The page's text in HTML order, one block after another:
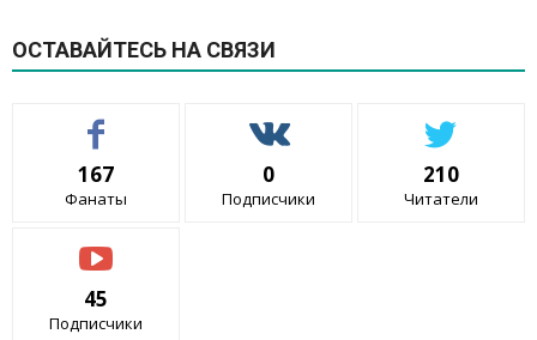
ОСТАВАЙТЕСЬ НА СВЯЗИ
167
Фанаты
0
Подписчики
210
Читатели
45
Подписчики